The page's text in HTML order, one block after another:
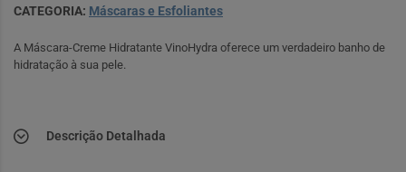
CATEGORIA: Máscaras e Esfoliantes
A Máscara-Creme Hidratante VinoHydra oferece um verdadeiro banho de
hidratação à sua pele.
Descrição Detalhada